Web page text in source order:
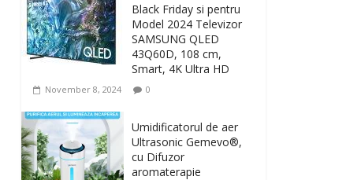
Black Friday si pentru
Model 2024 Televizor
SAMSUNG QLED
43Q60D, 108 cm,
Smart, 4K Ultra HD
November 8, 2024 0
Umidificatorul de aer
Ultrasonic Gemevo®,
cu Difuzor
aromaterapie